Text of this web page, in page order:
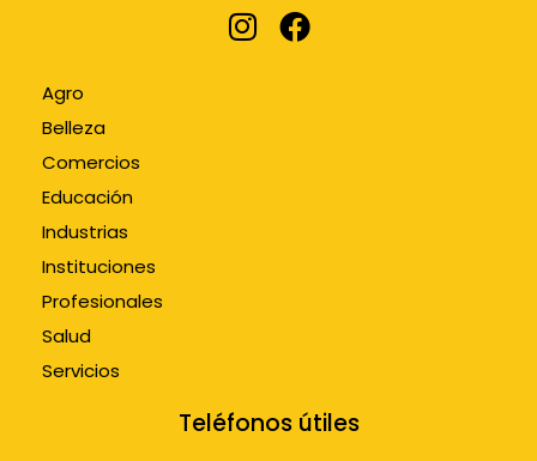
Agro
Belleza
Comercios
Educación
Industrias
Instituciones
Profesionales
Salud
Servicios
Teléfonos útiles